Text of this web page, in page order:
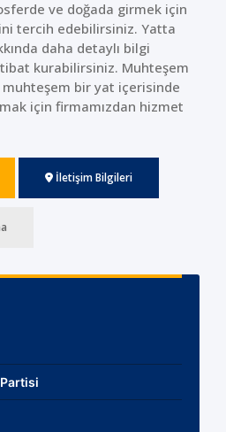
ve doğada girmek için
tercih edebilirsiniz. Yatta
daha detaylı bilgi
kurabilirsiniz. Muhteşem
muhteşem bir yat içerisinde
için firmamızdan hizmet
İletişim Bilgileri